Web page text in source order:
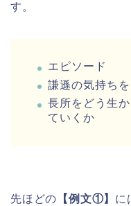
す。
エピソード
謙遜の気持ち
長所をどう生
ていくか
先ほどの 【例文①】 に